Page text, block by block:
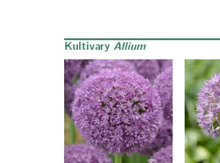
Kultivary Allium